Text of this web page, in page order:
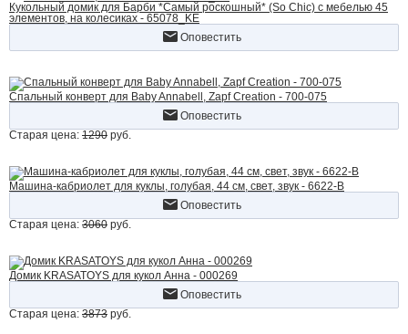
Кукольный домик для Барби *Самый роскошный* (So Chic) с мебелью 45
элементов, на колесиках - 65078_KE
Оповестить
Спальный конверт для Baby Annabell, Zapf Creation - 700-075
Оповестить
Старая цена: 1290 руб.
Машина-кабриолет для куклы, голубая, 44 см, свет, звук - 6622-B
Оповестить
Старая цена: 3060 руб.
Домик KRASATOYS для кукол Анна - 000269
Оповестить
Старая цена: 3873 руб.